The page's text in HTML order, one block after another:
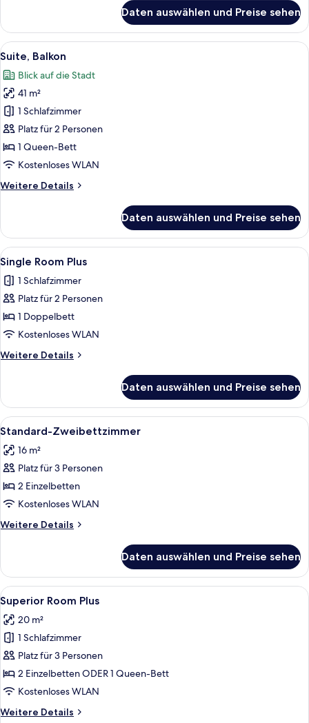
Zimmer,
Balkon
Daten auswählen und Preise sehen
Alle
Fotos
für
Suite,
Balkon
anzeigen
Ein Hotelzimmer mit einem großen
5
Suite, Balkon
Blick auf die Stadt
41 m²
1 Schlafzimmer
Platz für 2 Personen
1 Queen-Bett
Kostenloses WLAN
Weitere Details
Weitere
Balkon
Daten auswählen und Preise sehen
Alle
Fotos
für
Single
Room
Plus
anzeigen
Ein Hotelzimmer mit einem Bett,
6
Single Room Plus
1 Schlafzimmer
Platz für 2 Personen
1 Doppelbett
Kostenloses WLAN
Weitere Details
Weitere
Room
Plus
Daten auswählen und Preise sehen
Alle
Fotos
für
Standard-
Zweibettzimmer
anzeigen
Ein Hotelzimmer mit Bett, Stuhl,
9
Standard-Zweibettzimmer
16 m²
Platz für 3 Personen
2 Einzelbetten
Kostenloses WLAN
Weitere Details
Weitere
Zweibettzimmer
Daten auswählen und Preise sehen
Alle
Fotos
für
Superior
Room
Plus
anzeigen
Ein Hotelzimmer mit einem großen
21
Superior Room Plus
20 m²
1 Schlafzimmer
Platz für 3 Personen
2 Einzelbetten ODER 1 Queen-Bett
Kostenloses WLAN
Weitere Details
Weitere